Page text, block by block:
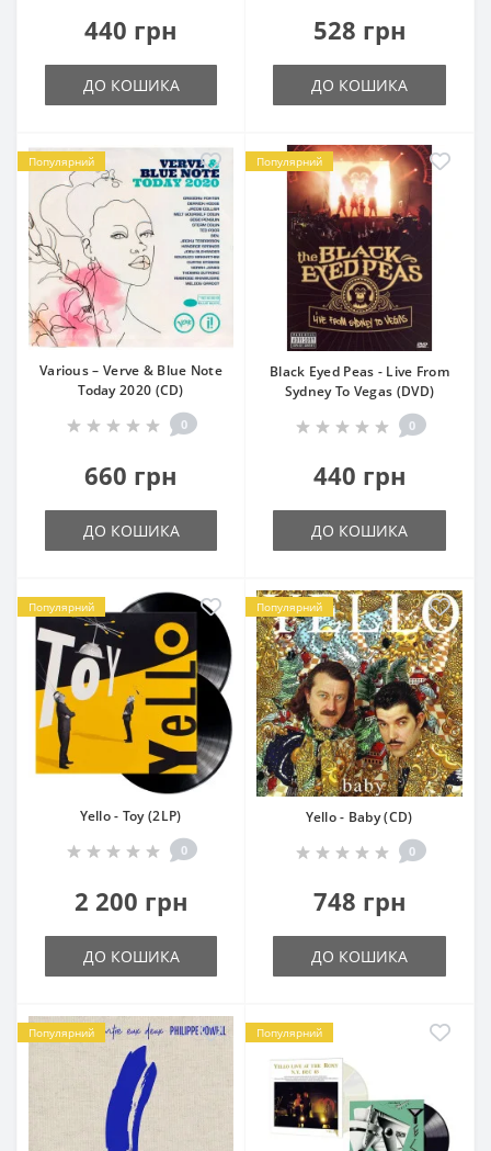
440 грн
ДО КОШИКА
528 грн
ДО КОШИКА
Популярний
Various – Verve & Blue Note
Today 2020 (CD)
0
660 грн
ДО КОШИКА
Популярний
Black Eyed Peas - Live From
Sydney To Vegas (DVD)
0
440 грн
ДО КОШИКА
Популярний
Yello - Toy (2LP)
0
2 200 грн
ДО КОШИКА
Популярний
Yello - Baby (CD)
0
748 грн
ДО КОШИКА
Популярний Популярний